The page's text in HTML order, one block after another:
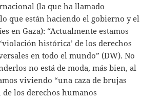
(la que ha llamado
que están haciendo el gobierno y el
en Gaza): “Actualmente estamos
histórica’ de los derechos
en todo el mundo” (DW). No
no está de moda, más bien, al
viviendo “una caza de brujas
los derechos humanos